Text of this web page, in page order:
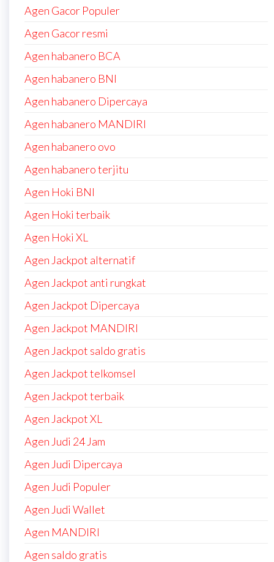
Agen Gacor Populer
Agen Gacor resmi
Agen habanero BCA
Agen habanero BNI
Agen habanero Dipercaya
Agen habanero MANDIRI
Agen habanero ovo
Agen habanero terjitu
Agen Hoki BNI
Agen Hoki terbaik
Agen Hoki XL
Agen Jackpot alternatif
Agen Jackpot anti rungkat
Agen Jackpot Dipercaya
Agen Jackpot MANDIRI
Agen Jackpot saldo gratis
Agen Jackpot telkomsel
Agen Jackpot terbaik
Agen Jackpot XL
Agen Judi 24 Jam
Agen Judi Dipercaya
Agen Judi Populer
Agen Judi Wallet
Agen MANDIRI
Agen saldo gratis